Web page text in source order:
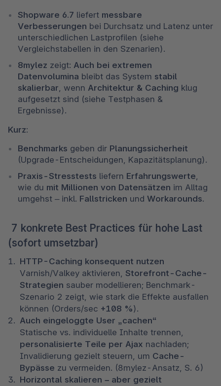
Shopware 6.7 liefert messbare
Verbesserungen bei Durchsatz und Latenz unter
unterschiedlichen Lastprofilen (siehe
Vergleichstabellen in den Szenarien).
8mylez zeigt: Auch bei extremen
Datenvolumina bleibt das System stabil
skalierbar , wenn Architektur & Caching klug
aufgesetzt sind (siehe Testphasen &
Ergebnisse).
Kurz:
Benchmarks geben dir Planungssicherheit
(Upgrade-Entscheidungen, Kapazitätsplanung).
Praxis-Stresstests liefern Erfahrungswerte
wie du mit Millionen von Datensätzen im Alltag
umgehst – inkl. Fallstricken und Workarounds.
7 konkrete Best Practices für hohe Last
(sofort umsetzbar)
HTTP-Caching konsequent nutzen
Varnish/Valkey aktivieren, Storefront-Cache-
Strategien sauber modellieren; Benchmark-
Szenario 2 zeigt, wie stark die Effekte ausfallen
können (Orders/sec +108 %).
Auch eingeloggte User „cachen“
personalisierte Teile per Ajax nachladen;
Invalidierung gezielt steuern, um Cache-
Bypässe zu vermeiden. (8mylez-Ansatz, S. 6)
Horizontal skalieren – aber gezielt